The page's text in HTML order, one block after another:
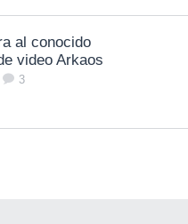
al conocido
video Arkaos
3